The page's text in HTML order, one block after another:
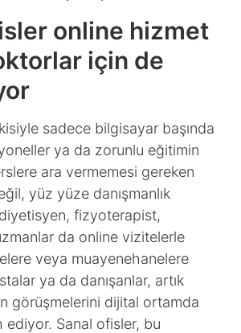
online hizmet
için de
sadece bilgisayar başında
ya da zorunlu eğitimin
ara vermemesi gereken
yüz yüze danışmanlık
fizyoterapist,
da online vizitelerle
veya muayenehanelere
ya da danışanlar, artık
görüşmelerini dijital ortamda
ediyor. Sanal ofisler, bu